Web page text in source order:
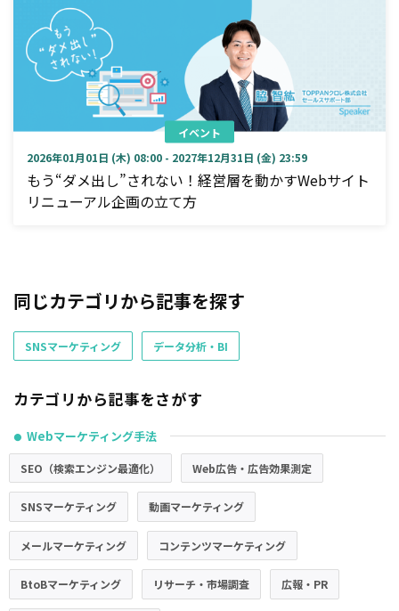
イベント
2026年01月01日 (木) 08:00 - 2027年12月31日 (金) 23:59
もう“ダメ出し”されない！経営層を動かすWebサイト
リニューアル企画の立て方
同じカテゴリから記事を探す
SNSマーケティング データ分析・BI
カテゴリから記事をさがす
● Webマーケティング手法
SEO（検索エンジン最適化） Web広告・広告効果測定
SNSマーケティング 動画マーケティング
メールマーケティング コンテンツマーケティング
BtoBマーケティング リサーチ・市場調査 広報・PR